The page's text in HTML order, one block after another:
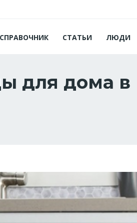
СПРАВОЧНИК СТАТЬИ ЛЮДИ
для дома в